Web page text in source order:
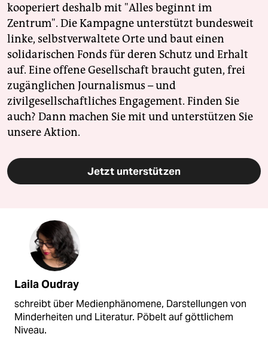
kooperiert deshalb mit "Alles beginnt im
Zentrum". Die Kampagne unterstützt bundesweit
linke, selbstverwaltete Orte und baut einen
solidarischen Fonds für deren Schutz und Erhalt
auf. Eine offene Gesellschaft braucht guten, frei
zugänglichen Journalismus – und
zivilgesellschaftliches Engagement. Finden Sie
auch? Dann machen Sie mit und unterstützen Sie
unsere Aktion.
Jetzt unterstützen
Laila Oudray
schreibt über Medienphänomene, Darstellungen von
Minderheiten und Literatur. Pöbelt auf göttlichem
Niveau.